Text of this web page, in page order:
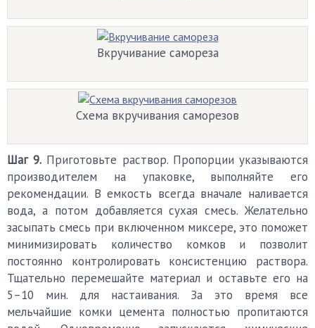
Вкручивание самореза
Схема вкручивания саморезов
Шаг 9. Приготовьте раствор. Пропорции указываются
производителем на упаковке, выполняйте его
рекомендации. В емкость всегда вначале наливается
вода, а потом добавляется сухая смесь. Желательно
засыпать смесь при включенном миксере, это поможет
минимизировать количество комков и позволит
постоянно контролировать консистенцию раствора.
Тщательно перемешайте материал и оставьте его на
5–10 мин. для настаивания. За это время все
мельчайшие комки цемента полностью пропитаются